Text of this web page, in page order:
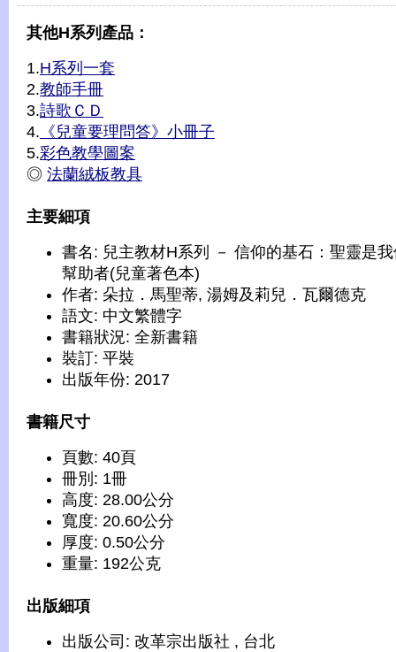
其他H系列產品：
1.H系列一套
2.教師手冊
3.詩歌ＣＤ
4. 《兒童要理問答》小冊子
5.彩色教學圖案
◎ 法蘭絨板教具
主要細項
書名: 兒主教材H系列 － 信仰的基石：聖靈是
幫助者(兒童著色本)
作者: 朵拉．馬聖蒂, 湯姆及莉兒．瓦爾德克
語文: 中文繁體字
書籍狀況: 全新書籍
裝訂: 平裝
出版年份: 2017
書籍尺寸
頁數: 40頁
冊別: 1冊
高度: 28.00公分
寬度: 20.60公分
厚度: 0.50公分
重量: 192公克
出版細項
出版公司: 改革宗出版社 , 台北